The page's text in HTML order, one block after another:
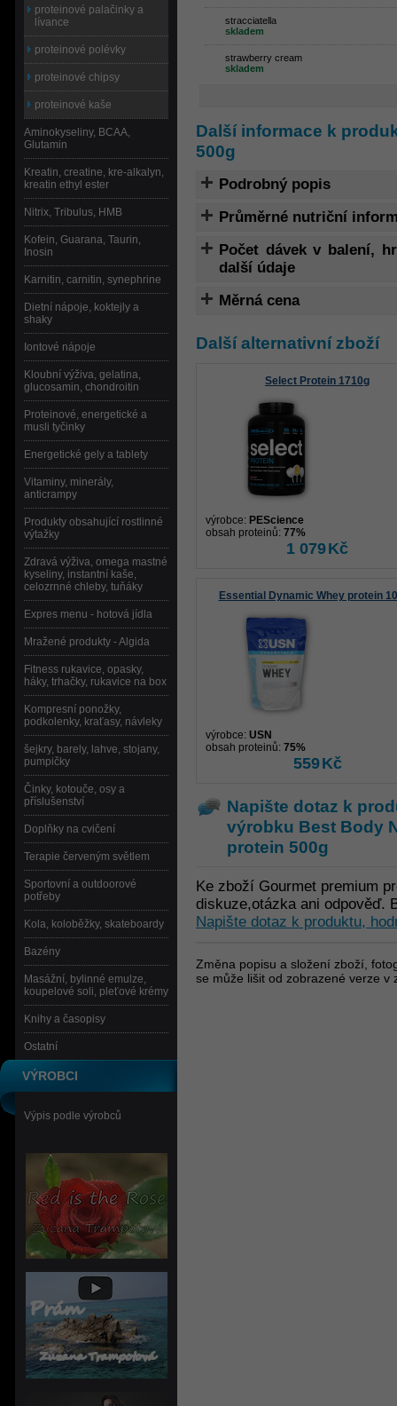
stracciatella
skladem
strawberry cream
skladem
Další informace k
500g
Podrobný popis
Průměrné nutriční
Počet dávek v balení,
další údaje
Měrná cena
Další alternativní zboží
Select Protein 1710g
výrobce: PEScience
obsah proteinů: 77%
1 079Kč
Essential Dynamic Whey protein
výrobce: USN
obsah proteinů: 75%
559Kč
Napište dotaz k
výrobku Best Body
protein 500g
Ke zboží Gourmet premium
diskuze,otázka ani odpověď.
Napište dotaz k produktu,
Změna popisu a složení zboží,
se může lišit od zobrazené verze
proteinové palačinky a
lívance
proteinové polévky
proteinové chipsy
proteinové kaše
Aminokyseliny, BCAA,
Glutamin
Kreatin, creatine, kre-alkalyn,
kreatin ethyl ester
Nitrix, Tribulus, HMB
Kofein, Guarana, Taurin,
Inosin
Karnitin, carnitin, synephrine
Dietní nápoje, koktejly a
shaky
Iontové nápoje
Kloubní výživa, gelatina,
glucosamin, chondroitin
Proteinové, energetické a
musli tyčinky
Energetické gely a tablety
Vitaminy, minerály,
anticrampy
Produkty obsahující rostlinné
výtažky
Zdravá výživa, omega mastné
kyseliny, instantní kaše,
celozrnné chleby, tuňáky
Expres menu - hotová jídla
Mražené produkty - Algida
Fitness rukavice, opasky,
háky, trhačky, rukavice na box
Kompresní ponožky,
podkolenky, kraťasy, návleky
šejkry, barely, lahve, stojany,
pumpičky
Činky, kotouče, osy a
příslušenství
Doplňky na cvičení
Terapie červeným světlem
Sportovní a outdoorové
potřeby
Kola, koloběžky, skateboardy
Bazény
Masážní, bylinné emulze,
koupelové soli, pleťové krémy
Knihy a časopisy
Ostatní
VÝROBCI
Výpis podle výrobců